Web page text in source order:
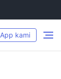
kami